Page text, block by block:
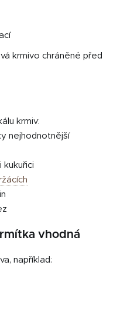
krmivo chráněné před
krmiv:
nejhodnotnější
kukuřici
vhodná
například: